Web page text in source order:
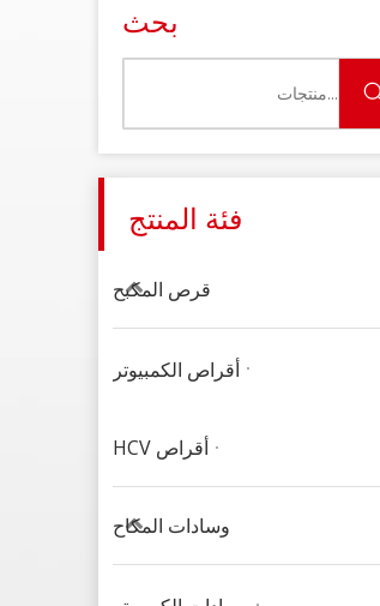
بحث
فئة المنتج
قرص المكبح
أقراص الكمبيوتر
أقراص HCV
وسادات المكاح